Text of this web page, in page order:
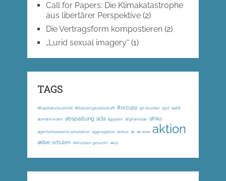
Call for Papers: Die Klimakatastrophe
aus libertärer Perspektive(2)
Die Vertragsform kompostieren(2)
„Lurid sexual imagery“ (1)
TAGS
#Kapitalismuskritik; #Klassengesellschaft #occupy 3d-drucker 1917 1968
abmahnwahn abspaltung acta ägypten afghanistan afrika
agentenbasierte simulation aggregation airbus ak ak-loek aktion
aktive schulen Aktivisten gesucht akut